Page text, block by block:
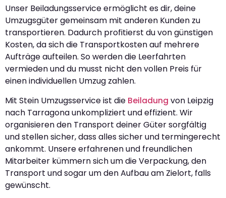
Unser Beiladungsservice ermöglicht es dir, deine
Umzugsgüter gemeinsam mit anderen Kunden zu
transportieren. Dadurch profitierst du von günstigen
Kosten, da sich die Transportkosten auf mehrere
Aufträge aufteilen. So werden die Leerfahrten
vermieden und du musst nicht den vollen Preis für
einen individuellen Umzug zahlen.
Mit Stein Umzugsservice ist die Beiladung von Leipzig
nach Tarragona unkompliziert und effizient. Wir
organisieren den Transport deiner Güter sorgfältig
und stellen sicher, dass alles sicher und termingerecht
ankommt. Unsere erfahrenen und freundlichen
Mitarbeiter kümmern sich um die Verpackung, den
Transport und sogar um den Aufbau am Zielort, falls
gewünscht.